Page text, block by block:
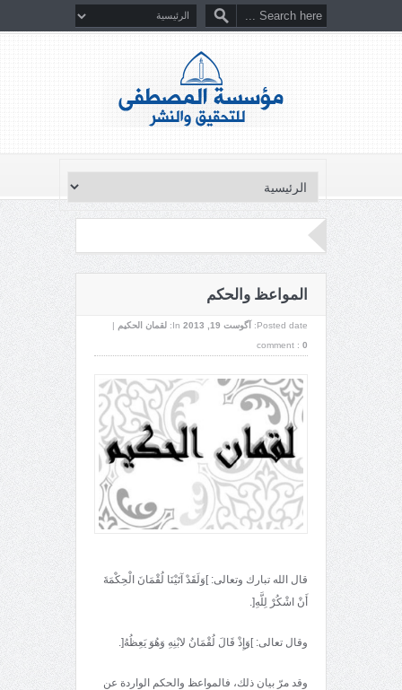
المواعظ والحكم
Posted date: آگوست 19, 2013 In: لقمان الحكيم |
comment : 0
قال الله تبارك وتعالى: ]وَلَقَدْ آتَيْنَا لُقْمَانَ الْحِكْمَةَ
أَنْ اشْكُرْ لِلَّهِ[.
وقال تعالى: ]وَإِذْ قَالَ لُقْمَانُ لابْنِهِ وَهُوَ يَعِظُهُ[.
وقد مرّ بيان ذلك، فالمواعظ والحكم الواردة عن